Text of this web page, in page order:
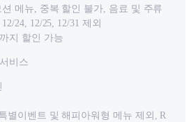
메뉴, 중복 할인 불가, 음료 및 주류
24, 12/25, 12/31 제외
지 할인 가능
비스
별이벤트 및 해피아워형 메뉴 제외, R